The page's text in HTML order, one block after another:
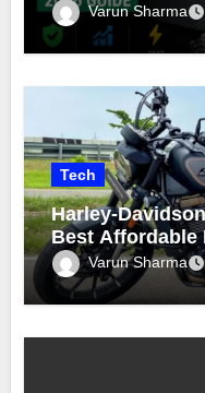
Varun Sharma
Tech
Harley-
Best Affordable
Varun Sharma